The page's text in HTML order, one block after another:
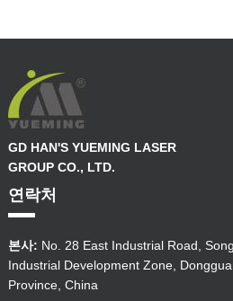
GD HAN'S YUEMING LASER
GROUP CO., LTD.
연락처
본사: No. 28 East Industrial Road,
Industrial Development Zone,
Province, China